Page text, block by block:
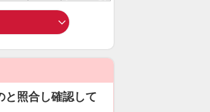
と照合し確認して